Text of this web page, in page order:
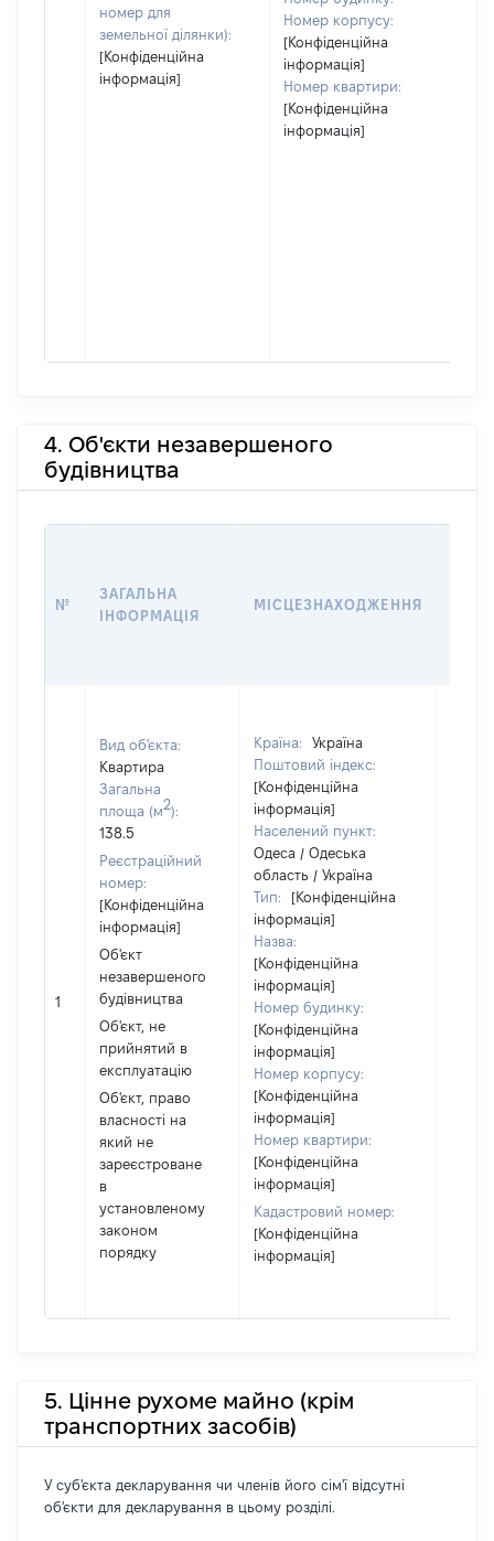
номер для
земельної ділянки):
[Конфіденційна
інформація]
Номер корпусу:
[Конфіденційна
інформація]
Номер квартири:
[Конфіденційна
інформація]
4. Об'єкти незавершеного
будівництва
№
ЗАГАЛЬНА
ІНФОРМАЦІЯ
МІСЦЕЗНАХОДЖЕННЯ
1
Вид об'єкта:
Квартира
Загальна
площа (м2):
138.5
Реєстраційний
номер:
[Конфіденційна
інформація]
Об'єкт
незавершеного
будівництва
Об'єкт, не
прийнятий в
експлуатацію
Об'єкт, право
власності на
який не
зареєстроване
в
установленому
законом
порядку
Країна:
Україна
Поштовий індекс:
[Конфіденційна
інформація]
Населений пункт:
Одеса / Одеська
область / Україна
Тип:
[Конфіденційна
інформація]
Назва:
[Конфіденційна
інформація]
Номер будинку:
[Конфіденційна
інформація]
Номер корпусу:
[Конфіденційна
інформація]
Номер квартири:
[Конфіденційна
інформація]
Кадастровий номер:
[Конфіденційна
інформація]
5. Цінне рухоме майно (крім
транспортних засобів)
У суб'єкта декларування чи членів його сім'ї відсутні
об'єкти для декларування в цьому розділі.